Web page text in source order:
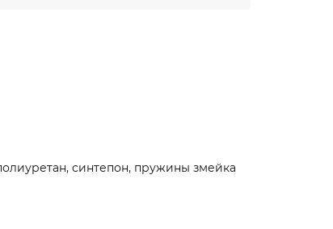
синтепон, пружины змейка